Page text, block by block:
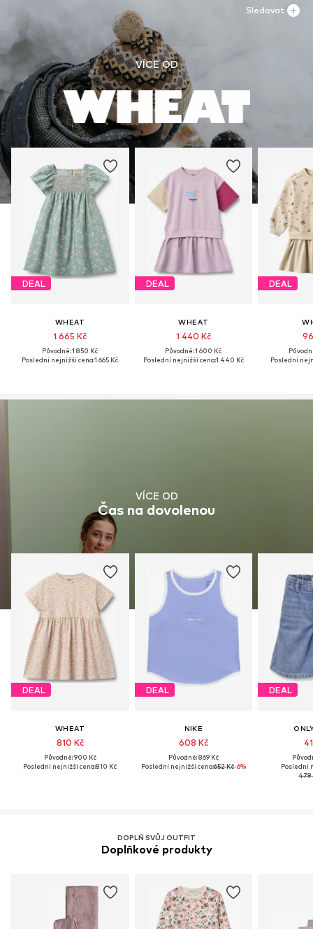
VÍCE OD
DEAL
WHEAT
1 665 Kč
Původně: 1 850 Kč
Poslední nejnižší cena:1 665 Kč
DEAL
WHEAT
1 440 Kč
Původně: 1 600 Kč
Poslední nejnižší cena:1 440 Kč
DEAL
Poslední
Sledovat
VÍCE OD
Čas na dovolenou
DEAL
WHEAT
810 Kč
Původně: 900 Kč
Poslední nejnižší cena:810 Kč
DEAL
NIKE
608 Kč
Původně: 869 Kč
Poslední nejnižší cena:652 Kč-6%
DEAL
Poslední
479
DOPLŇ SVŮJ OUTFIT
Doplňkové produkty